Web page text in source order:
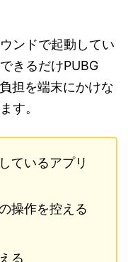
ンドで起動してい
きるだけPUBG
担を端末にかけな
す。
ているアプリ
操作を控える
る